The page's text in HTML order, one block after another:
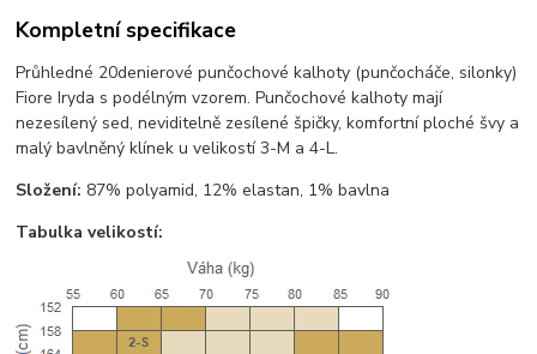
Kompletní specifikace
Průhledné 20denierové punčochové kalhoty (punčocháče, silonky)
Fiore Iryda s podélným vzorem. Punčochové kalhoty mají
nezesílený sed, neviditelně zesílené špičky, komfortní ploché švy a
malý bavlněný klínek u velikostí 3-M a 4-L.
Složení: 87% polyamid, 12% elastan, 1% bavlna
Tabulka velikostí: